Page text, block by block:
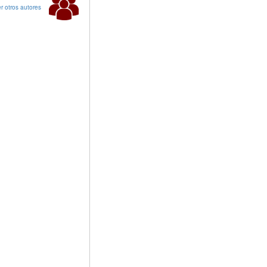
otros autores